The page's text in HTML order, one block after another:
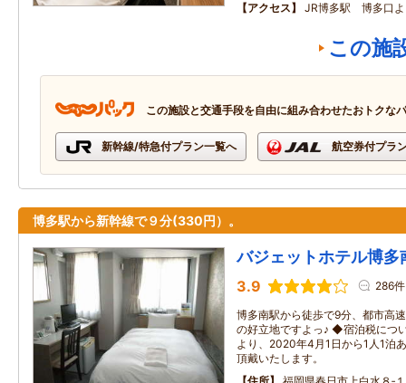
アクセス
JR博多駅 博多口よ
この施
この施設と交通手段を自由に組み合わせたおトクな
新幹線/特急付プラン一覧へ 航空券付プラ
博多駅から新幹線で９分(330円）。
バジェットホテル博多
3.9 286件
博多南駅から徒歩で9分、都市高
の好立地ですよっ♪ ◆宿泊税につ
より、2020年4月1日から1人1泊
頂戴いたします。